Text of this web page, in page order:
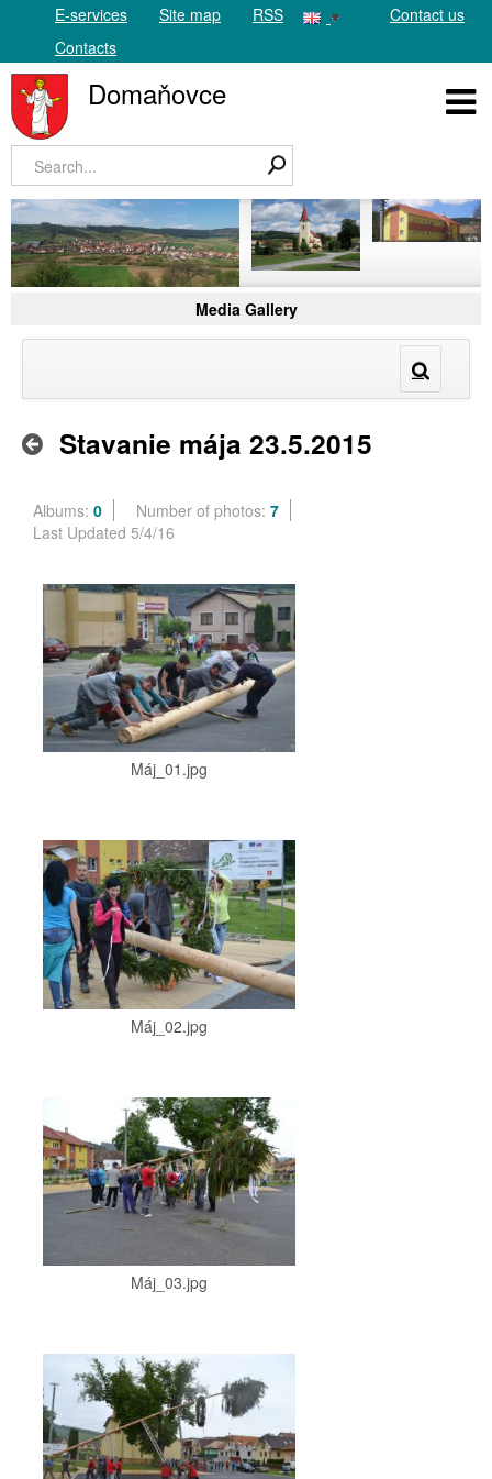
E-services Site map RSS
Contact us
Contacts
Domaňovce
Media Gallery
Stavanie mája 23.5.2015
Albums: 0 Number of photos: 7
Last Updated 5/4/16
Máj_01.jpg
Máj_02.jpg
Máj_03.jpg